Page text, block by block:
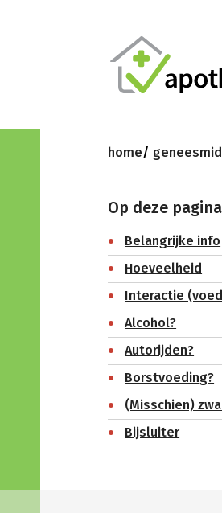
home
Op deze pagina
Belangrijke info
Hoeveelheid
Interactie
Alcohol?
Autorijden?
Borstvoeding?
(Misschien)
Bijsluiter